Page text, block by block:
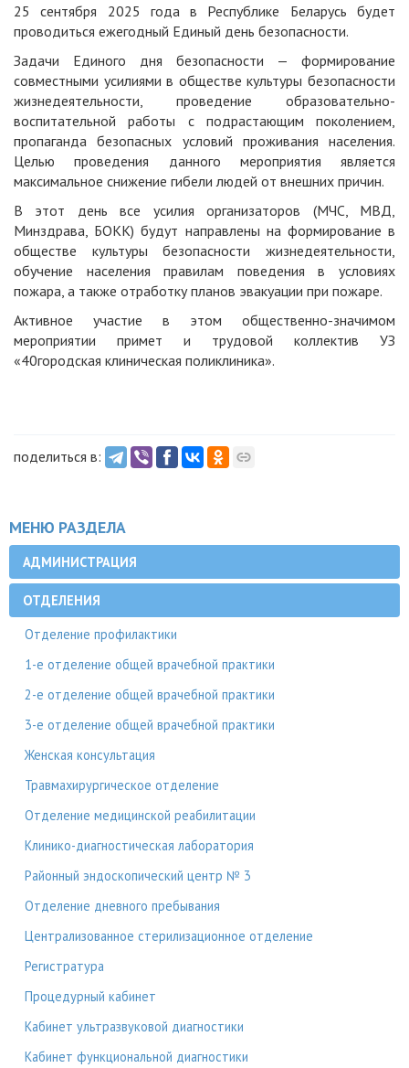
25 сентября 2025 года в Республике Беларусь будет
проводиться ежегодный Единый день безопасности.
Задачи Единого дня безопасности — формирование
совместными усилиями в обществе культуры безопасности
жизнедеятельности, проведение образовательно-
воспитательной работы с подрастающим поколением,
пропаганда безопасных условий проживания населения.
Целью проведения данного мероприятия является
максимальное снижение гибели людей от внешних причин.
В этот день все усилия организаторов (МЧС, МВД,
Минздрава, БОКК) будут направлены на формирование в
обществе культуры безопасности жизнедеятельности,
обучение населения правилам поведения в условиях
пожара, а также отработку планов эвакуации при пожаре.
Активное участие в этом общественно-значимом
мероприятии примет и трудовой коллектив УЗ
«40городская клиническая поликлиника».
поделиться в:
МЕНЮ РАЗДЕЛА
АДМИНИСТРАЦИЯ
ОТДЕЛЕНИЯ
Отделение профилактики
1-е отделение общей врачебной практики
2-е отделение общей врачебной практики
3-е отделение общей врачебной практики
Женская консультация
Травмахирургическое отделение
Отделение медицинской реабилитации
Клинико-диагностическая лаборатория
Районный эндоскопический центр № 3
Отделение дневного пребывания
Централизованное стерилизационное отделение
Регистратура
Процедурный кабинет
Кабинет ультразвуковой диагностики
Кабинет функциональной диагностики